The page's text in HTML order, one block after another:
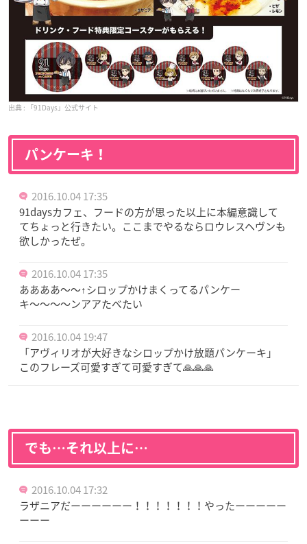
「91Days」公式サイト
パンケーキ！
2016.10.04 17:35
91daysカフェ、フードの方が思った以上に本編意識して
てちょっと行きたい。ここまでやるならロウレスヘヴンも
欲しかったぜ。
2016.10.04 17:35
ああああ〜〜↑シロップかけまくってるパンケー
キ〜〜〜〜ンアアたべたい
2016.10.04 19:47
「アヴィリオが大好きなシロップかけ放題パンケーキ」
このフレーズ可愛すぎて可愛すぎて🙏🙏🙏
でも…それ以上に…
2016.10.04 17:32
ラザニアだーーーーーー！！！！！！！やったーーーーー
ーーー